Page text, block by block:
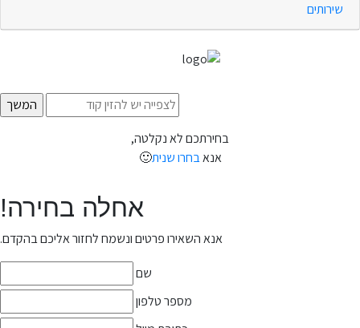
שירותים
בחירתכם לא נקלטה,
אנאבחרו שנית🙂
אחלה בחירה!
אנא השאירו פרטים ונשמח לחזור אליכם בהקדם.
שם
מספר טלפון